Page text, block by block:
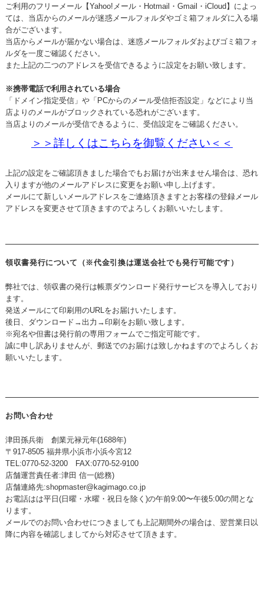
ご利用のフリーメール【Yahoo!メール・Hotmail・Gmail・iCloud】によっ
ては、当店からのメールが迷惑メールフォルダやゴミ箱フォルダに入る場
合がございます。
当店からメールが届かない場合は、迷惑メールフォルダおよびゴミ箱フォ
ルダを一度ご確認ください。
また上記の二つのアドレスを受信できるように設定をお願い致します。
※携帯電話で利用されている場合
「ドメイン指定受信」や「PCからのメール受信拒否設定」などにより当
店よりのメールがブロックされている恐れがございます。
当店よりのメールが受信できるように、受信設定をご確認ください。
＞＞詳しくはこちらを御覧ください＜＜
上記の設定をご確認頂きました場合でもお届けが出来ません場合は、恐れ
入りますが他のメールアドレスに変更をお願い申し上げます。
メールにて新しいメールアドレスをご連絡頂きますとお客様の登録メール
アドレスを変更させて頂きますのでよろしくお願いいたします。
領収書発行について（※代金引換は運送会社でも発行可能です）
弊社では、領収書の発行は帳票ダウンロード発行サービスを導入しており
ます。
発送メールにて印刷用のURLをお届けいたします。
後日、ダウンロード→出力→印刷をお願い致します。
※宛名や但書は発行前の専用フォームでご指定可能です。
誠に申し訳ありませんが、郵送でのお届けは致しかねますのでよろしくお
願いいたします。
お問い合わせ
津田孫兵衛 創業元禄元年(1688年)
〒917-8505 福井県小浜市小浜今宮12
TEL:0770-52-3200 FAX:0770-52-9100
店舗運営責任者:津田 信一(総務)
店舗連絡先:shopmaster@kagimago.co.jp
お電話はは平日(日曜・水曜・祝日を除く)の午前9:00〜午後5:00の間とな
ります。
メールでのお問い合わせにつきましても上記期間外の場合は、翌営業日以
降に内容を確認しましてから対応させて頂きます。